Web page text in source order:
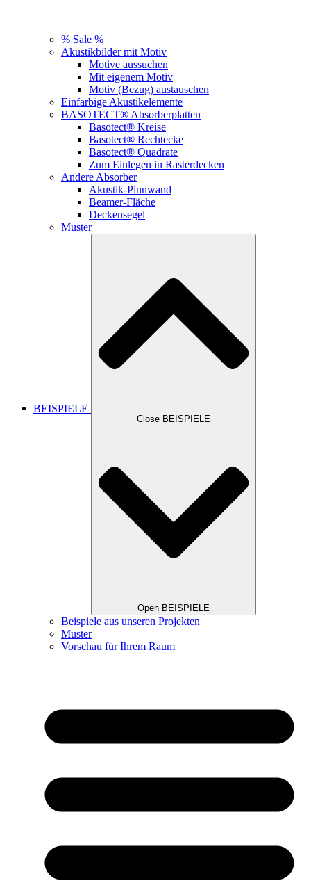
% Sale %
Akustikbilder mit Motiv
Motive aussuchen
Mit eigenem Motiv
Motiv (Bezug) austauschen
Einfarbige Akustikelemente
BASOTECT® Absorberplatten
Basotect® Kreise
Basotect® Rechtecke
Basotect® Quadrate
Zum Einlegen in Rasterdecken
Andere Absorber
Akustik-Pinnwand
Beamer-Fläche
Deckensegel
Muster
BEISPIELE
Close BEISPIELE
Open BEISPIELE
Beispiele aus unseren Projekten
Muster
Vorschau für Ihrem Raum